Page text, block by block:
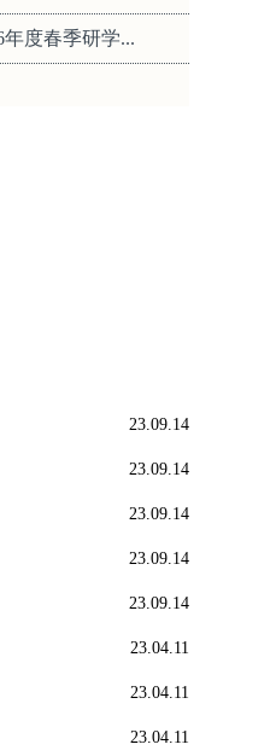
度春季研学...
23.09.14
23.09.14
23.09.14
23.09.14
23.09.14
23.04.11
23.04.11
23.04.11